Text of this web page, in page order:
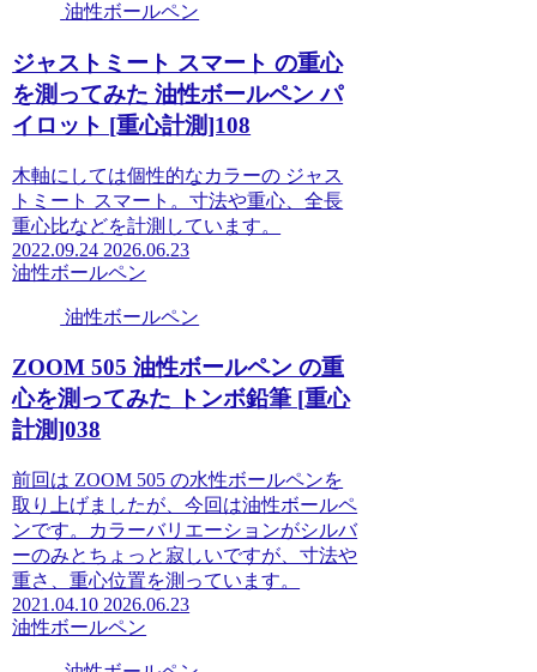
油性ボールペン
ジャストミート スマート の重心
を測ってみた 油性ボールペン パ
イロット [重心計測]108
木軸にしては個性的なカラーの ジャス
トミート スマート。寸法や重心、全長
重心比などを計測しています。
2022.09.24 2026.06.23
油性ボールペン
油性ボールペン
ZOOM 505 油性ボールペン の重
心を測ってみた トンボ鉛筆 [重心
計測]038
前回は ZOOM 505 の水性ボールペンを
取り上げましたが、今回は油性ボールペ
ンです。カラーバリエーションがシルバ
ーのみとちょっと寂しいですが、寸法や
重さ、重心位置を測っています。
2021.04.10 2026.06.23
油性ボールペン